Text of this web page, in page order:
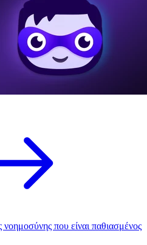
που είναι παθιασμένος